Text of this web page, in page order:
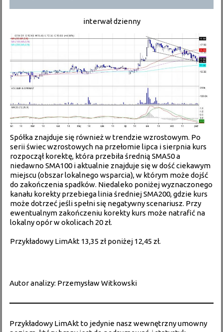
interwał dzienny
Spółka znajduje się również w trendzie wzrostowym. Po
serii świec wzrostowych na przełomie lipca i sierpnia kurs
rozpoczął korektę, która przebiła średnią SMA50 a
niedawno SMA100 i aktualnie znajduje się w dość ciekawym
miejscu (obszar lokalnego wsparcia), w którym może dojść
do zakończenia spadków. Niedaleko poniżej wyznaczonego
kanału korekty przebiega linia średniej SMA200, gdzie kurs
może dotrzeć jeśli spełni się negatywny scenariusz. Przy
ewentualnym zakończeniu korekty kurs może natrafić na
lokalny opór w okolicach 20 zł.
Przykładowy LimAkt 13,35 zł poniżej 12,45 zł.
Autor analizy: Przemysław Witkowski
Przykładowy LimAkt to jedynie nasz wewnętrzny umowny